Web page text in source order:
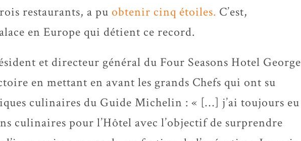
restaurants, a pu obtenir cinq étoiles. C’est,
en Europe qui détient ce record.
et directeur général du Four Seasons Hotel George
en mettant en avant les grands Chefs qui ont su
culinaires du Guide Michelin : « […] j’ai toujours eu
culinaires pour l’Hôtel avec l’objectif de surprendre